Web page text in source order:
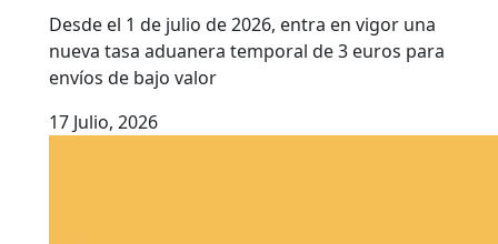
Desde el 1 de julio de 2026, entra en vigor una
nueva tasa aduanera temporal de 3 euros para
envíos de bajo valor
17 Julio, 2026